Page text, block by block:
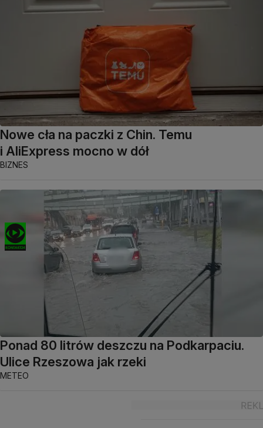
Nowe cła na paczki z Chin. Temu
i AliExpress mocno w dół
BIZNES
Ponad 80 litrów deszczu na Podkarpaciu.
Ulice Rzeszowa jak rzeki
METEO